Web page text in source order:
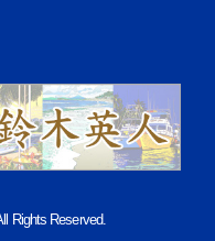
Rights Reserved.